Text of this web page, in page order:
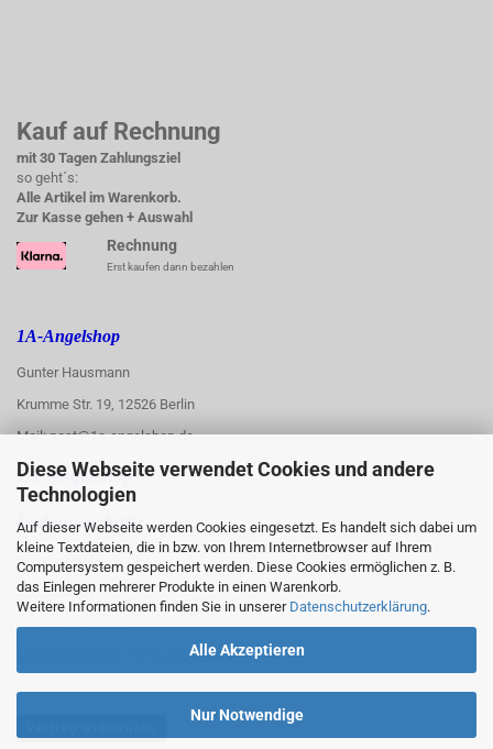
Diese Webseite verwendet Cookies und andere
Technologien
Auf dieser Webseite werden Cookies eingesetzt. Es handelt sich dabei um
kleine Textdateien, die in bzw. von Ihrem Internetbrowser auf Ihrem
Computersystem gespeichert werden. Diese Cookies ermöglichen z. B.
das Einlegen mehrerer Produkte in einen Warenkorb.
Weitere Informationen finden Sie in unserer Datenschutzerklärung.
Alle Akzeptieren
Nur Notwendige
Kauf auf Rechnung
mit 30 Tagen Zahlungsziel
so geht´s:
Alle Artikel im Warenkorb.
Zur Kasse gehen + Auswahl
Rechnung
Erst kaufen dann bezahlen
1A-Angelshop
Gunter Hausmann
Krumme Str. 19, 12526 Berlin
Mail: post@1a-angelshop.de
1A-Angelshop-
Ladengeschäft::
Regattastr. 66
12527 Berlin
Tel.: 030/67890006
Mobil/WhatsApp: 0176 550 90 773